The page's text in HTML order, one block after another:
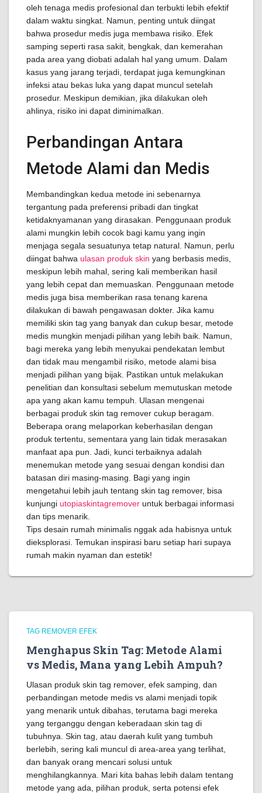
oleh tenaga medis profesional dan terbukti lebih efektif
dalam waktu singkat. Namun, penting untuk diingat
bahwa prosedur medis juga membawa risiko. Efek
samping seperti rasa sakit, bengkak, dan kemerahan
pada area yang diobati adalah hal yang umum. Dalam
kasus yang jarang terjadi, terdapat juga kemungkinan
infeksi atau bekas luka yang dapat muncul setelah
prosedur. Meskipun demikian, jika dilakukan oleh
ahlinya, risiko ini dapat diminimalkan.
Perbandingan Antara
Metode Alami dan Medis
Membandingkan kedua metode ini sebenarnya
tergantung pada preferensi pribadi dan tingkat
ketidaknyamanan yang dirasakan. Penggunaan produk
alami mungkin lebih cocok bagi kamu yang ingin
menjaga segala sesuatunya tetap natural. Namun, perlu
diingat bahwa ulasan produk skin yang berbasis medis,
meskipun lebih mahal, sering kali memberikan hasil
yang lebih cepat dan memuaskan. Penggunaan metode
medis juga bisa memberikan rasa tenang karena
dilakukan di bawah pengawasan dokter. Jika kamu
memiliki skin tag yang banyak dan cukup besar, metode
medis mungkin menjadi pilihan yang lebih baik. Namun,
bagi mereka yang lebih menyukai pendekatan lembut
dan tidak mau mengambil risiko, metode alami bisa
menjadi pilihan yang bijak. Pastikan untuk melakukan
penelitian dan konsultasi sebelum memutuskan metode
apa yang akan kamu tempuh. Ulasan mengenai
berbagai produk skin tag remover cukup beragam.
Beberapa orang melaporkan keberhasilan dengan
produk tertentu, sementara yang lain tidak merasakan
manfaat apa pun. Jadi, kunci terbaiknya adalah
menemukan metode yang sesuai dengan kondisi dan
batasan diri masing-masing. Bagi yang ingin
mengetahui lebih jauh tentang skin tag remover, bisa
kunjungi utopiaskintagremover untuk berbagai informasi
dan tips menarik.
Tips desain rumah minimalis nggak ada habisnya untuk
dieksplorasi. Temukan inspirasi baru setiap hari supaya
rumah makin nyaman dan estetik!
TAG REMOVER EFEK
Menghapus Skin Tag: Metode Alami
vs Medis, Mana yang Lebih Ampuh?
Ulasan produk skin tag remover, efek samping, dan
perbandingan metode medis vs alami menjadi topik
yang menarik untuk dibahas, terutama bagi mereka
yang terganggu dengan keberadaan skin tag di
tubuhnya. Skin tag, atau daerah kulit yang tumbuh
berlebih, sering kali muncul di area-area yang terlihat,
dan banyak orang mencari solusi untuk
menghilangkannya. Mari kita bahas lebih dalam tentang
metode yang ada, pilihan produk, serta potensi efek